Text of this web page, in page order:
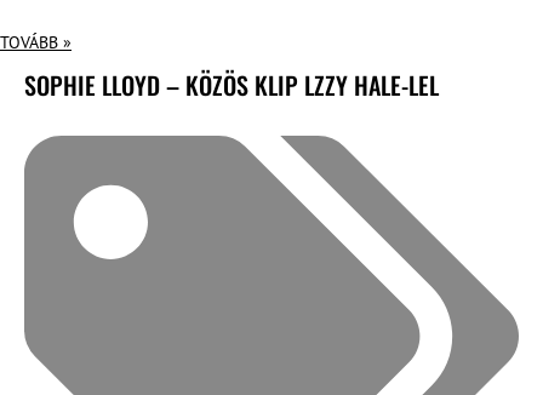
TOVÁBB »
SOPHIE LLOYD – KÖZÖS KLIP LZZY HALE-LEL